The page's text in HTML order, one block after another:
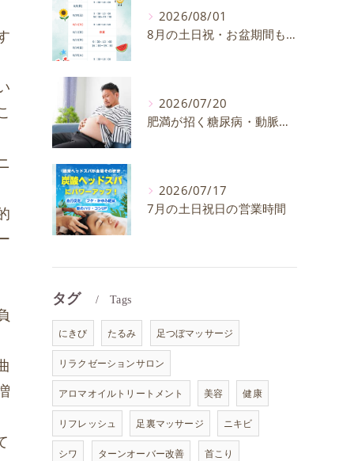
2026/08/01
8月の土日祝・お盆期間も通常通り営業いたします
2026/07/20
肥満が招く糖尿病・動脈硬化のリスクとは？30代40代男性が今すぐ始めたい予防法を徹底解説
2026/07/17
7月の土日祝日の営業時間
タグ Tags
にきび たるみ 足つぼマッサージ
リラクゼーションサロン
アロマオイルトリートメント 美容 健康
リフレッシュ 足裏マッサージ ニキビ
シワ ターンオーバー改善 首こり